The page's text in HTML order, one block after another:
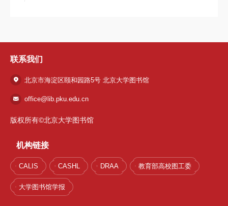
联系我们
北京市海淀区颐和园路5号 北京大学图书馆
office@lib.pku.edu.cn
版权所有©北京大学图书馆
机构链接
CALIS CASHL DRAA 教育部高校图工委
大学图书馆学报